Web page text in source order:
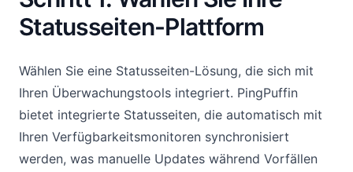
Statusseiten-Plattform
Wählen Sie eine Statusseiten-Lösung, die sich mit
Ihren Überwachungstools integriert. PingPuffin
bietet integrierte Statusseiten, die automatisch mit
Ihren Verfügbarkeitsmonitoren synchronisiert
werden, was manuelle Updates während Vorfällen